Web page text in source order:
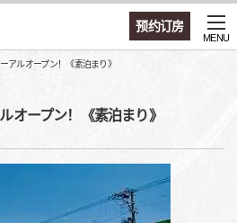
预约订房
MENU
アルオープン！《素泊まり》
オープン！《素泊まり》